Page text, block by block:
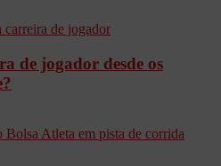
de jogador desde os